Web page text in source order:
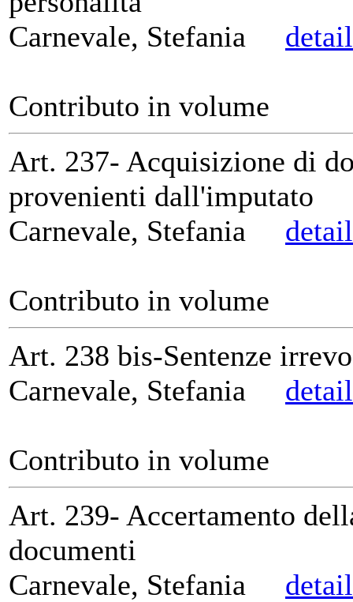
Carnevale, Stefania
Contributo in volume
Art. 237- Acquisizione di
provenienti dall'imputato
Carnevale, Stefania
Contributo in volume
Art. 238 bis-Sentenze
Carnevale, Stefania
Contributo in volume
Art. 239- Accertamento
documenti
Carnevale, Stefania